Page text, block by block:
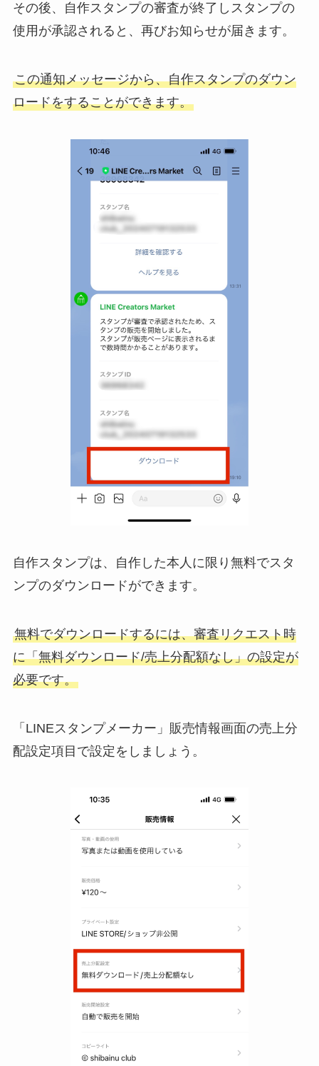
その後、自作スタンプの審査が終了しスタンプの
使用が承認されると、再びお知らせが届きます。
この通知メッセージから、自作スタンプのダウン
ロードをすることができます。
自作スタンプは、自作した本人に限り無料でスタ
ンプのダウンロードができます。
無料でダウンロードするには、審査リクエスト時
に「無料ダウンロード/売上分配額なし」の設定が
必要です。
「LINEスタンプメーカー」販売情報画面の売上分
配設定項目で設定をしましょう。